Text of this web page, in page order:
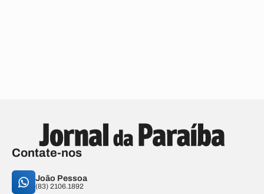
Contate-nos
João Pessoa
(83) 2106.1892